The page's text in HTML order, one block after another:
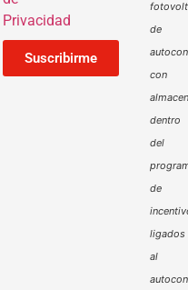
Privacidad
Suscribirme
de
con
dentro
del
de
ligados
al